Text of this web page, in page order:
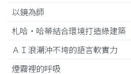
以鏡為師
札哈‧哈蒂結合環境打造綠建築
ＡＩ浪潮沖不垮的語言軟實力
煙霧裡的呼吸